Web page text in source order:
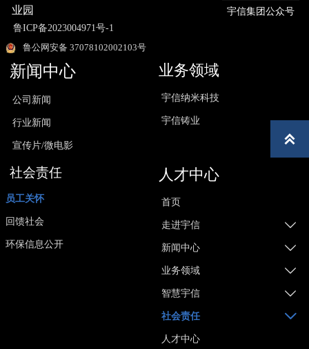
业园
鲁ICP备2023004971号-1
鲁公网安备 37078102002103号
宇信集团公众号
新闻中心
公司新闻
行业新闻
宣传片/微电影
业务领域
宇信纳米科技
宇信铸业
社会责任
员工关怀
回馈社会
环保信息公开
人才中心
首页
走进宇信 
新闻中心 
业务领域 
智慧宇信 
社会责任 
人才中心
